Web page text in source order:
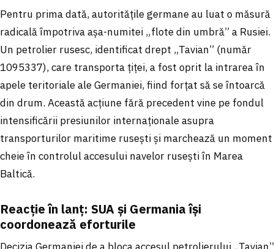
Pentru prima dată, autoritățile germane au luat o măsură
radicală împotriva așa-numitei „flote din umbră” a Rusiei.
Un petrolier rusesc, identificat drept „Tavian” (număr
1095337), care transporta țiței, a fost oprit la intrarea în
apele teritoriale ale Germaniei, fiind forțat să se întoarcă
din drum. Această acțiune fără precedent vine pe fondul
intensificării presiunilor internaționale asupra
transporturilor maritime rusești și marchează un moment
cheie în controlul accesului navelor rusești în Marea
Baltică.
Reacție în lanț: SUA și Germania își
coordonează eforturile